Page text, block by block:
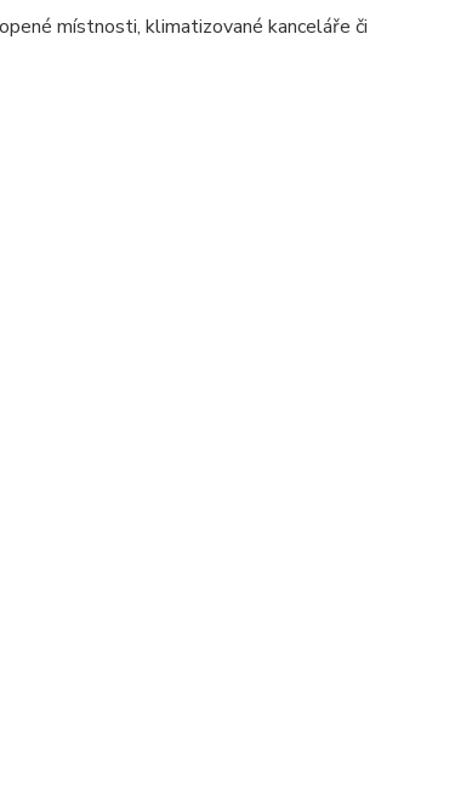
místnosti, klimatizované kanceláře či